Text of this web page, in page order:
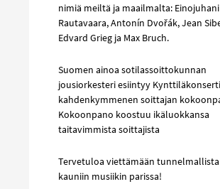
nimiä meiltä ja maailmalta: Einojuhani
Rautavaara, Antonín Dvořák, Jean
Edvard Grieg ja Max Bruch.
Suomen ainoa sotilassoittokunnan
jousiorkesteri esiintyy
kahdenkymmenen soittajan
Kokoonpano koostuu ikäluokkansa
taitavimmista soittajista
Tervetuloa viettämään
kauniin musiikin parissa!